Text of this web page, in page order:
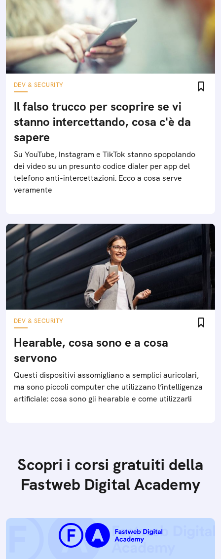
DEV & SECURITY
Il falso trucco per scoprire se vi
stanno intercettando, cosa c'è da
sapere
Su YouTube, Instagram e TikTok stanno spopolando
dei video su un presunto codice dialer per app del
telefono anti-intercettazioni. Ecco a cosa serve
veramente
DEV & SECURITY
Hearable, cosa sono e a cosa
servono
Questi dispositivi assomigliano a semplici auricolari,
ma sono piccoli computer che utilizzano l’intelligenza
artificiale: cosa sono gli hearable e come utilizzarli
Scopri i corsi gratuiti della
Fastweb Digital Academy